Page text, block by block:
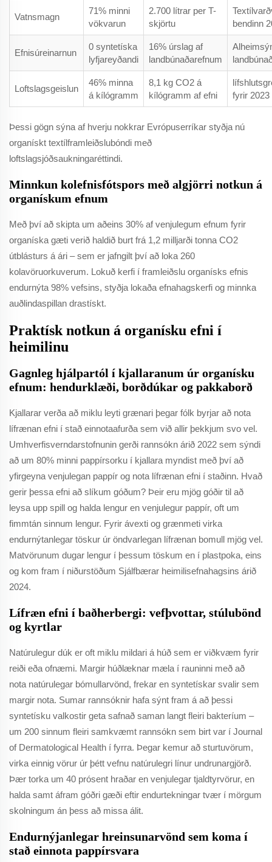
Vatnsmagn
71% minni
vökvarun
2.700 lítrar per T-
skjörtu
bendinn
Efnisúreinarnun
0 syntetíska
lyfjareyðandi
16% úrslag af
landbúnaðarefnum
Loftslagsgeislun
46% minna
á kílógramm
8,1 kg CO2 á
kílógramm af efni
fyrir 2023
Þessi gögn sýna af hverju nokkrar Evrópuserríkar styðja nú
organískt textílframleiðslubóndi með
loftslagsjóðsaukningaréttindi.
Minnkun kolefnisfótspors með algjörri notkun á
organískum efnum
Með því að skipta um aðeins 30% af venjulegum efnum fyrir
organíska gæti verið haldið burt frá 1,2 milljarði tonna CO2
útblásturs á ári – sem er jafngilt því að loka 260
kolavöruorkuverum. Lokuð kerfi í framleiðslu organísks efnis
endurnýta 98% vefsins, styðja lokaða efnahagskerfi og minnka
auðlindaspillan drastískt.
Praktísk notkun á organísku efni í
heimilinu
Gagnleg hjálpartól í kjallaranum úr organísku
efnum: hendurklæði, borðdúkar og pakkaborð
Kjallarar verða að miklu leyti grænari þegar fólk byrjar að nota
lífrænan efni í stað einnotaafurða sem við allir þekkjum svo vel.
Umhverfisverndarstofnunin gerði rannsókn árið 2022 sem sýndi
að um 80% minni pappírsorku í kjallara myndist með því að
yfirgeyna venjulegan pappír og nota lífrænan efni í staðinn. Hvað
gerir þessa efni að slíkum góðum? Þeir eru mjög góðir til að
leysa upp spill og halda lengur en venjulegur pappír, oft um
fimmtán sinnum lengur. Fyrir ávexti og grænmeti virka
endurnýtanlegar töskur úr öndvarlegan lífrænan bomull mjög vel.
Matvörunum dugar lengur í þessum töskum en í plastpoka, eins
og kom fram í niðurstöðum Sjálfbærar heimilisefnahagsins árið
2024.
Lífræn efni í baðherbergi: vefþvottar, stúlubönd
og kyrtlar
Natúrulegur dúk er oft miklu mildari á húð sem er viðkvæm fyrir
reiði eða ofnæmi. Margir húðlæknar mæla í rauninni með að
nota natúrulegar bómullarvönd, frekar en syntetískar svalir sem
margir nota. Sumar rannsóknir hafa sýnt fram á að þessi
syntetísku valkostir geta safnað saman langt fleiri bakteríum –
um 200 sinnum fleiri samkvæmt rannsókn sem birt var í Journal
of Dermatological Health í fyrra. Þegar kemur að sturtuvörum,
virka einnig vörur úr þétt vefnu natúrulegri línur undrunargjörð.
Þær torka um 40 prósent hraðar en venjulegar tjaldtyrvörur, en
halda samt áfram góðri gæði eftir endurtekningar tvær í mörgum
skolningum án þess að missa álit.
Endurnýjanlegar hreinsunarvönd sem koma í
stað einnota pappírsvara